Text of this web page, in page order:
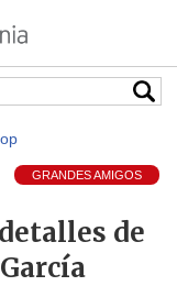
GRANDES AMIGOS
de